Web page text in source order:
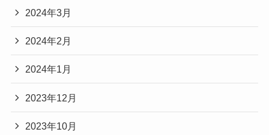
2024年3月
2024年2月
2024年1月
2023年12月
2023年10月